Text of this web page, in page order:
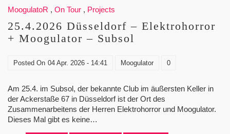
MoogulatoR , On Tour , Projects
25.4.2026 Düsseldorf – Elektrohorror
+ Moogulator – Subsol
Posted On 04 Apr. 2026 - 14:41 Moogulator 0
Am 25.4. im Subsol, der bekannte Club im äußersten Keller in
der Ackerstaße 67 in Düsseldorf ist der Ort des
Zusammenarbeitens der Herren Elektrohorror und Moogulator.
Dieses Mal gibt es keine…